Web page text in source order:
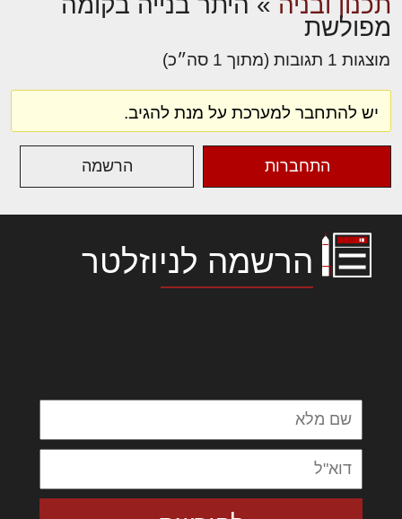
מפולשת
מוצגות 1 תגובות (מתוך 1 סה״כ)
יש להתחבר למערכת על מנת להגיב.
התחברות הרשמה
הרשמה לניוזלטר